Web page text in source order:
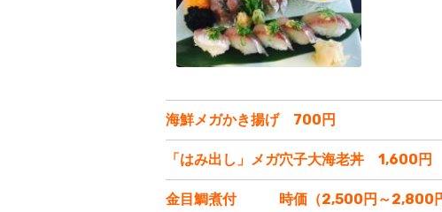
海鮮メガかき揚げ 700円
「はみ出し」メガ穴子大海老丼 1,600円
金目鯛煮付 時価（2,500円～2,800円